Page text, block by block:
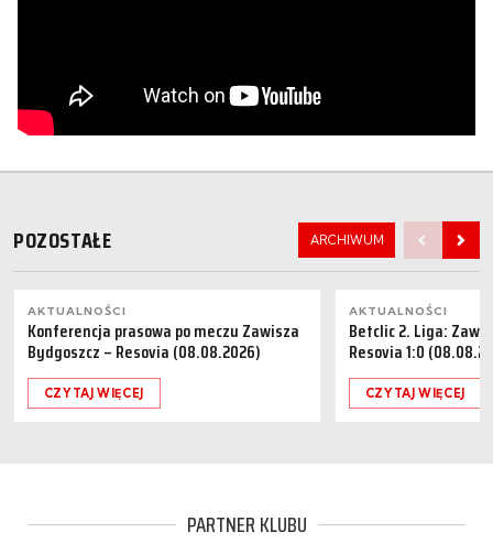
POZOSTAŁE ARCHIWUM
AKTUALNOŚCI
Konferencja prasowa po meczu Zawisza
Bydgoszcz – Resovia (08.08.2026)
CZYTAJ WIĘCEJ
AKTUALNOŚCI
Betclic 2. Liga:
Resovia 1:0
CZYTAJ WIĘCEJ
PARTNER KLUBU